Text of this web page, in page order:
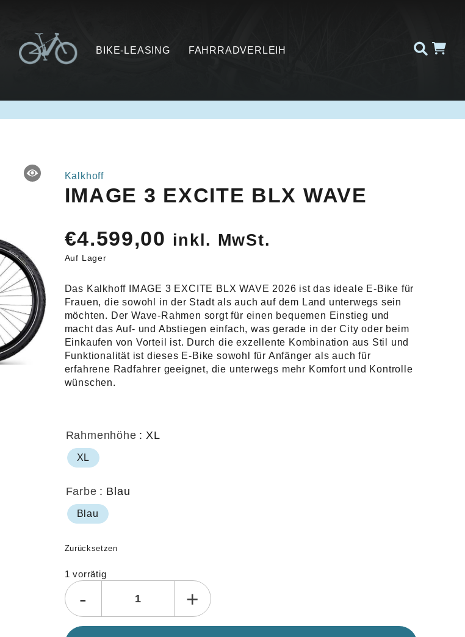
BIKE-LEASING FAHRRADVERLEIH
Kalkhoff
IMAGE 3 EXCITE BLX WAVE
€4.599,00 inkl. MwSt.
Auf Lager
Das Kalkhoff IMAGE 3 EXCITE BLX WAVE 2026 ist das ideale E-Bike für
Frauen, die sowohl in der Stadt als auch auf dem Land unterwegs sein
möchten. Der Wave-Rahmen sorgt für einen bequemen Einstieg und
macht das Auf- und Abstiegen einfach, was gerade in der City oder beim
Einkaufen von Vorteil ist. Durch die exzellente Kombination aus Stil und
Funktionalität ist dieses E-Bike sowohl für Anfänger als auch für
erfahrene Radfahrer geeignet, die unterwegs mehr Komfort und Kontrolle
wünschen.
Rahmenhöhe : XL
XL
Farbe : Blau
Blau
Zurücksetzen
1 vorrätig
- +